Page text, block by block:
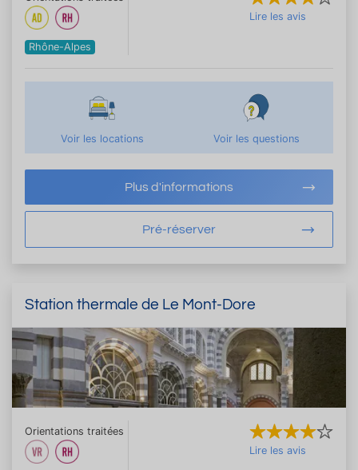
Rhône-Alpes
Lire les avis
Voir les locations Voir les questions
Plus d'informations
Pré-réserver
Station thermale de Le Mont-Dore
Orientations traitées
Lire les avis